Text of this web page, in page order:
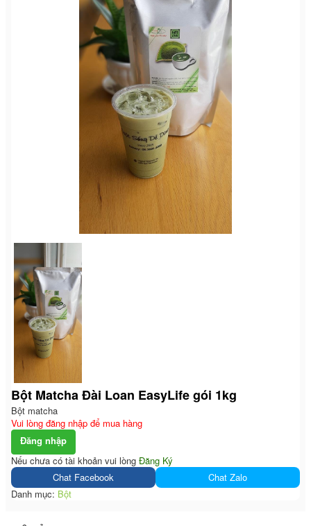
Bột Matcha Đài Loan EasyLife gói 1kg
Bột matcha
Vui lòng đăng nhập để mua hàng
Đăng nhập
Nếu chưa có tài khoản vui lòng Đăng Ký
Chat Facebook
Chat Zalo
Danh mục: Bột